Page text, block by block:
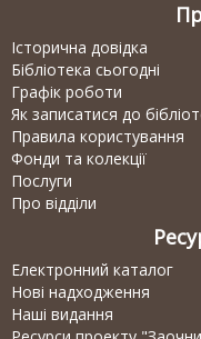
Історична довідка
Бібліотека сьогодні
Графік роботи
Як записатися до
Правила користування
Фонди та колекції
Послуги
Про відділи
Електронний каталог
Нові надходження
Наші видання